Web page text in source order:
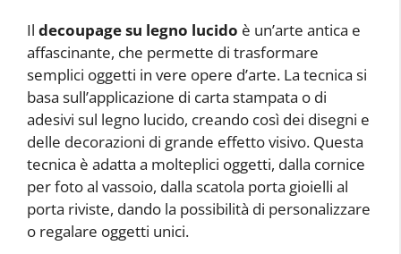
Il decoupage su legno lucido è un’arte antica e
affascinante, che permette di trasformare
semplici oggetti in vere opere d’arte. La tecnica si
basa sull’applicazione di carta stampata o di
adesivi sul legno lucido, creando così dei disegni e
delle decorazioni di grande effetto visivo. Questa
tecnica è adatta a molteplici oggetti, dalla cornice
per foto al vassoio, dalla scatola porta gioielli al
porta riviste, dando la possibilità di personalizzare
o regalare oggetti unici.